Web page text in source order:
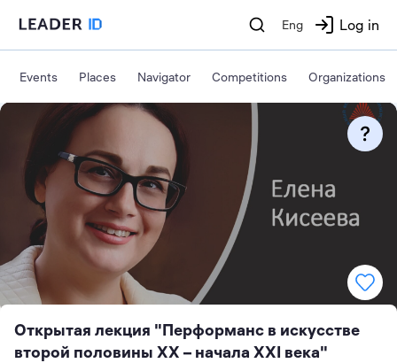
Eng Log in
Events Places Navigator Competitions Organizations
Открытая лекция "Перформанс в искусстве
второй половины XX – начала XXI века"